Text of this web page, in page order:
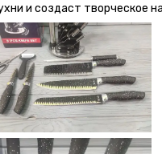
и создаст творческое